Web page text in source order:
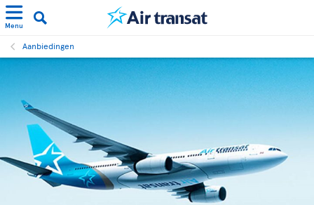
Menu
Aanbiedingen